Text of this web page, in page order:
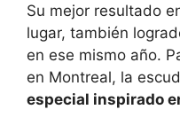
Su mejor resultado
lugar, también
en ese mismo año.
en Montreal, la
especial inspirado